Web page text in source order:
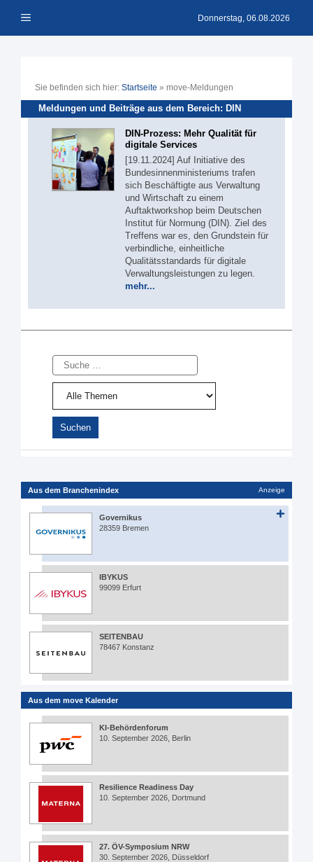
Inhalt Menü Donnerstag, 06.08.2026
Sie befinden sich hier: Startseite » move-Meldungen
Meldungen und Beiträge aus dem Bereich: DIN
DIN-Prozess: Mehr Qualität für
digitale Services
[19.11.2024] Auf Initiative des
Bundesinnenministeriums trafen
sich Beschäftigte aus Verwaltung
und Wirtschaft zu einem
Auftaktworkshop beim Deutschen
Institut für Normung (DIN). Ziel des
Treffens war es, den Grundstein für
verbindliche, einheitliche
Qualitätsstandards für digitale
Verwaltungsleistungen zu legen.
mehr...
Suche
Aus dem Branchenindex Anzeige
Governikus
28359 Bremen
IBYKUS
99099 Erfurt
SEITENBAU
78467 Konstanz
Aus dem move Kalender
KI-Behördenforum
10. September 2026, Berlin
Resilience Readiness Day
10. September 2026, Dortmund
27. ÖV-Symposium NRW
30. September 2026, Düsseldorf